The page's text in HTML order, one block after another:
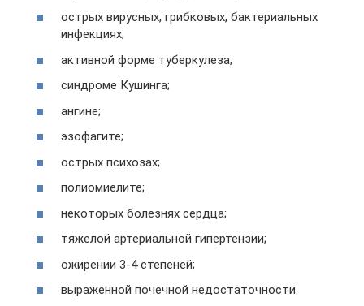
острых вирусных, грибковых, бактериальных
инфекциях;
активной форме туберкулеза;
синдроме Кушинга;
ангине;
эзофагите;
острых психозах;
полиомиелите;
некоторых болезнях сердца;
тяжелой артериальной гипертензии;
ожирении 3-4 степеней;
выраженной почечной недостаточности.